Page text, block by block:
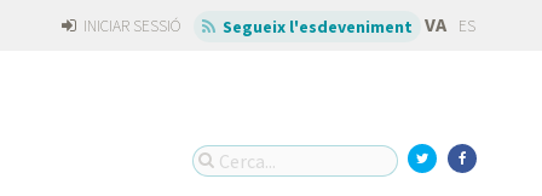
INICIAR SESSIÓ Segueix l'esdeveniment VA ES